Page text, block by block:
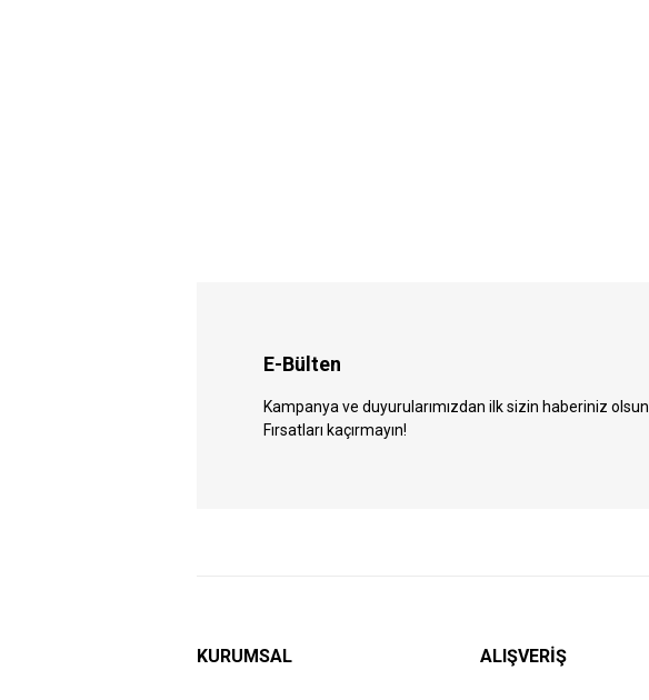
E-Bülten
Kampanya ve duyurularımızdan ilk sizin haberiniz olsun.
Fırsatları kaçırmayın!
KURUMSAL ALIŞVERİŞ